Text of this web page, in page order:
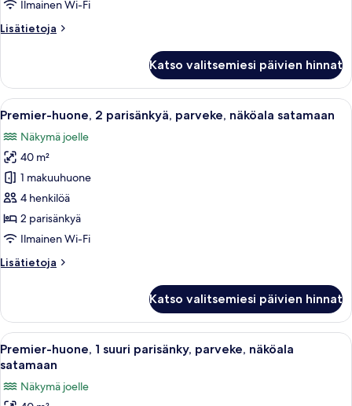
Floor,
View
kuvat
Ilmainen Wi-Fi
Lisätietoja
Lisätietoja
King,
L65
Lounge
High
Floor,
Balcony,
City
View
Katso valitsemiesi päivien hinnat
Avaa
kaikki
huonetyypin
Premier-
huone,
2
parisänkyä,
parveke,
satamaan
7
Premier-huone, 2 parisänkyä, parveke, näköala satamaan
Näkymä joelle
40 m²
1 makuuhuone
4 henkilöä
2 parisänkyä
Ilmainen Wi-Fi
Lisätietoja
Lisätietoja
2
parisänkyä,
parveke,
näköala
Katso valitsemiesi päivien hinnat
Avaa
kaikki
Premier-
6
Premier-huone, 1 suuri parisänky, parveke, näköala
satamaan
Näkymä joelle